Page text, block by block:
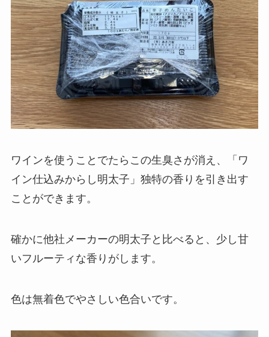
ワインを使うことでたらこの生臭さが消え、「ワ
イン仕込みからし明太子」独特の香りを引き出す
ことができます。
確かに他社メーカーの明太子と比べると、少し甘
いフルーティな香りがします。
色は無着色でやさしい色合いです。